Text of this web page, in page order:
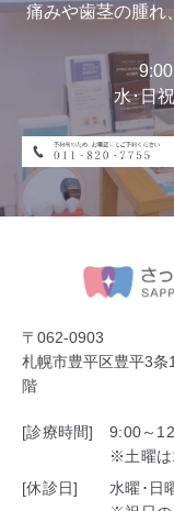
痛みや歯茎の腫れ
水･日
〒062-0903
札幌市豊平区豊平3
階
[診療時間]
9:00～
※土曜は
[休診日]
水曜･日